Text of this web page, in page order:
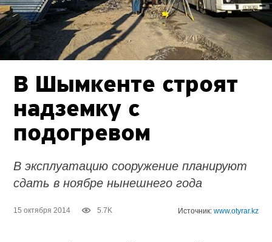
В Шымкенте строят
надземку с
подогревом
В эксплуатацию сооружение планируют
сдать в ноябре нынешнего года
15 октября 2014 5.7K Источник: www.otyrar.kz